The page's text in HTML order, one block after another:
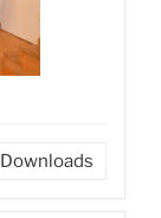
Downloads